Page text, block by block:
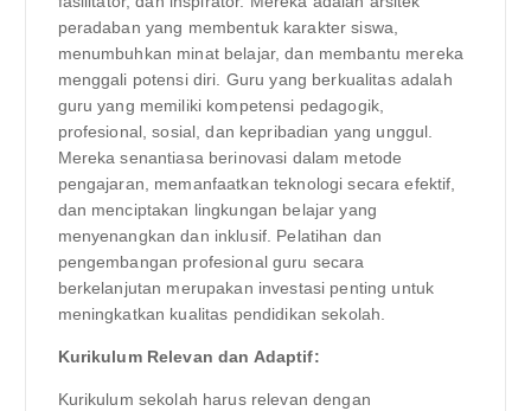
peradaban yang membentuk karakter siswa,
menumbuhkan minat belajar, dan membantu mereka
menggali potensi diri. Guru yang berkualitas adalah
guru yang memiliki kompetensi pedagogik,
profesional, sosial, dan kepribadian yang unggul.
Mereka senantiasa berinovasi dalam metode
pengajaran, memanfaatkan teknologi secara efektif,
dan menciptakan lingkungan belajar yang
menyenangkan dan inklusif. Pelatihan dan
pengembangan profesional guru secara
berkelanjutan merupakan investasi penting untuk
meningkatkan kualitas pendidikan sekolah.
Kurikulum Relevan dan Adaptif:
Kurikulum sekolah harus relevan dengan